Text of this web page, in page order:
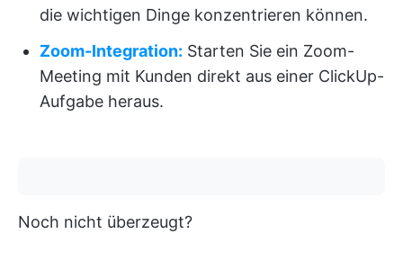
die wichtigen Dinge konzentrieren können.
Zoom-Integration: Starten Sie ein Zoom-
Meeting mit Kunden direkt aus einer ClickUp-
Aufgabe heraus.
Noch nicht überzeugt?